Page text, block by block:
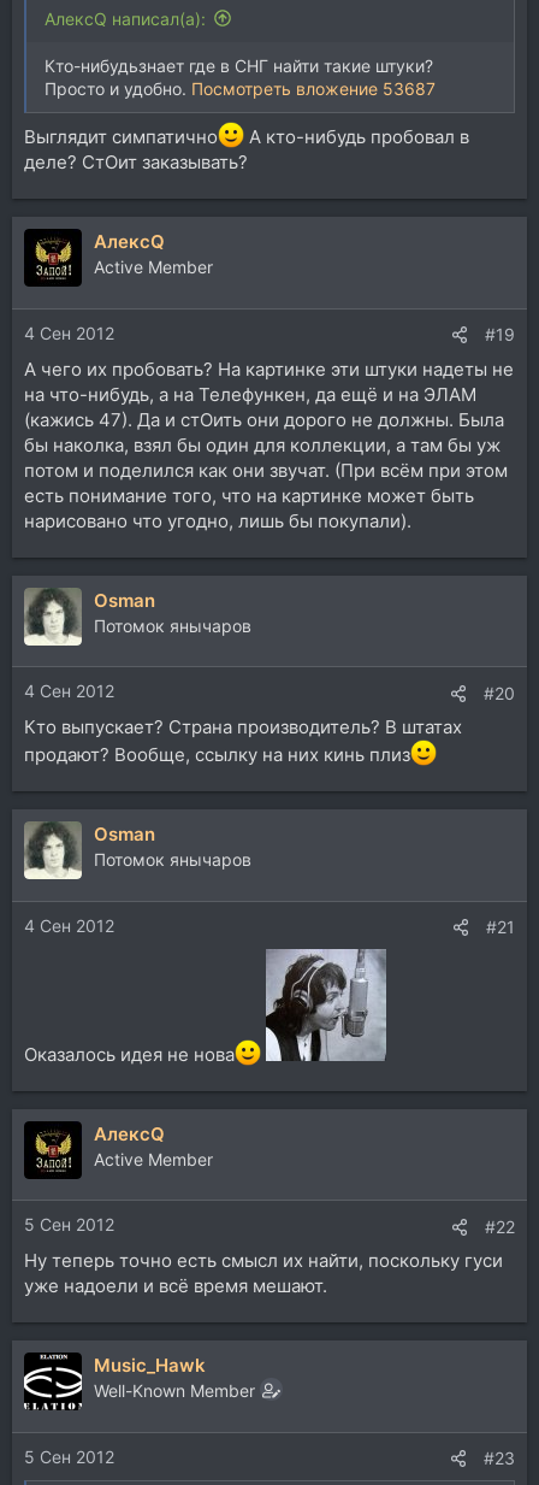
АлексQ написал(а):
Кто-нибудьзнает где в СНГ найти такие штуки?
Просто и удобно. Посмотреть вложение 53687
Выглядит симпатично
А кто-нибудь пробовал в
деле? СтОит заказывать?
АлексQ
Active Member
4 Сен 2012 #19
А чего их пробовать? На картинке эти штуки надеты не
на что-нибудь, а на Телефункен, да ещё и на ЭЛАМ
(кажись 47). Да и стОить они дорого не должны. Была
бы наколка, взял бы один для коллекции, а там бы уж
потом и поделился как они звучат. (При всём при этом
есть понимание того, что на картинке может быть
нарисовано что угодно, лишь бы покупали).
Osman
Потомок янычаров
4 Сен 2012 #20
Кто выпускает? Страна производитель? В штатах
продают? Вообще, ссылку на них кинь плиз
Osman
Потомок янычаров
4 Сен 2012 #21
Оказалось идея не нова
АлексQ
Active Member
5 Сен 2012 #22
Ну теперь точно есть смысл их найти, поскольку гуси
уже надоели и всё время мешают.
Music_Hawk
Well-Known Member
5 Сен 2012 #23